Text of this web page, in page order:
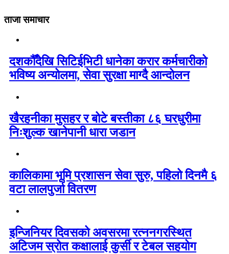
ताजा समाचार
दशकौँदेखि सिटिईभिटी धानेका करार कर्मचारीको
भविष्य अन्योलमा, सेवा सुरक्षा माग्दै आन्दोलन
खैरहनीका मुसहर र बोटे बस्तीका ८६ घरधुरीमा
निःशुल्क खानेपानी धारा जडान
कालिकामा भूमि प्रशासन सेवा सुरु, पहिलो दिनमै ६
वटा लालपुर्जा वितरण
इन्जिनियर दिवसको अवसरमा रत्ननगरस्थित
अटिजम स्रोत कक्षालाई कुर्सी र टेबल सहयोग